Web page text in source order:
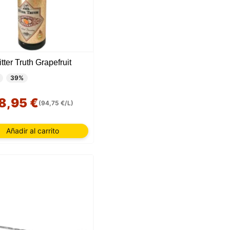
Truth Grapefruit
39%
€(94,75 €/L)
Añadir al carrito